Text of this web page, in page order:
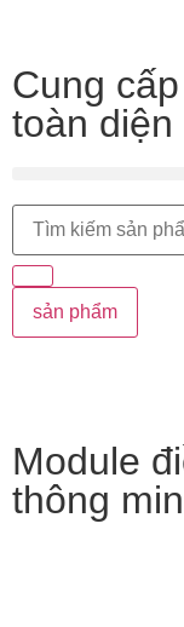
Cung
toàn
sản phẩm
Module
thông